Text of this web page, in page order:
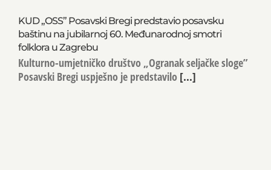
KUD „OSS” Posavski Bregi predstavio posavsku
baštinu na jubilarnoj 60. Međunarodnoj smotri
folklora u Zagrebu
Kulturno-umjetničko društvo „Ogranak seljačke sloge”
Posavski Bregi uspješno je predstavilo [...]